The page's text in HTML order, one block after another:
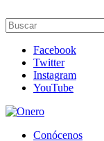
Facebook
Twitter
Instagram
YouTube
Conócenos